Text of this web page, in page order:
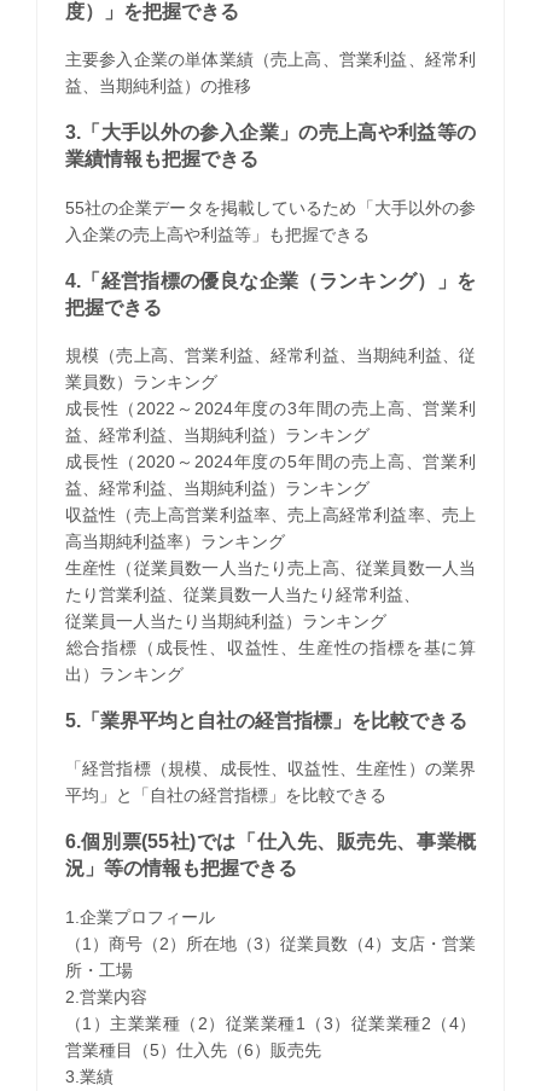
度）」を把握できる
主要参入企業の単体業績（売上高、営業利益、経常利
益、当期純利益）の推移
3.「大手以外の参入企業」の売上高や利益等の
業績情報も把握できる
55社の企業データを掲載しているため「大手以外の参
入企業の売上高や利益等」も把握できる
4.「経営指標の優良な企業（ランキング）」を
把握できる
規模（売上高、営業利益、経常利益、当期純利益、従
業員数）ランキング
成長性（2022～2024年度の3年間の売上高、営業利
益、経常利益、当期純利益）ランキング
成長性（2020～2024年度の5年間の売上高、営業利
益、経常利益、当期純利益）ランキング
収益性（売上高営業利益率、売上高経常利益率、売上
高当期純利益率）ランキング
生産性（従業員数一人当たり売上高、従業員数一人当
たり営業利益、従業員数一人当たり経常利益、
従業員一人当たり当期純利益）ランキング
​総合指標（成長性、収益性、生産性の指標を基に算
出）ランキング
5.「業界平均と自社の経営指標」を比較できる
「経営指標（規模、成長性、収益性、生産性）の業界
平均」と「自社の経営指標」を比較できる
6.個別票(55社)では「仕入先、販売先、事業概
況」等の情報も把握できる
1.企業プロフィール
（1）商号（2）所在地（3）従業員数（4）支店・営業
所・工場
2.営業内容
（1）主業業種（2）従業業種1（3）従業業種2（4）
営業種目（5）仕入先（6）販売先
3.業績